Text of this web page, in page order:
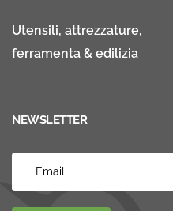
Utensili, attrezzature,
ferramenta & edilizia
NEWSLETTER